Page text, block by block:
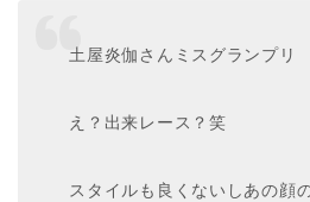
土屋炎伽さんミスグランプリ
え？出来レース？笑
スタイルも良くないしあの顔